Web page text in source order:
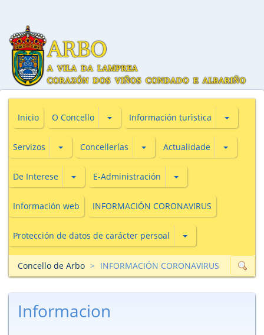
Inicio O Concello Subsecciones de O Concello
Información turìstica
Servizos Subsecciones de Servizos
Concellerías Subsecciones de Concellerías
Actualidade
De Interese Subsecciones de De Interese
E-Administración Subsecciones de E-
Información web INFORMACIÓN CORONAVIRUS
Protección de datos de carácter persoal Subsecciones de
Concello de Arbo INFORMACIÓN CORONAVIRUS
Informacion